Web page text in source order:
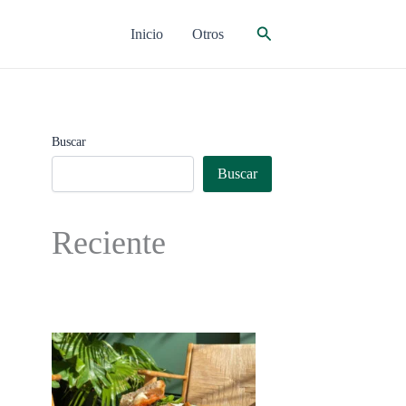
Inicio Otros Buscar
Buscar
Buscar
Reciente